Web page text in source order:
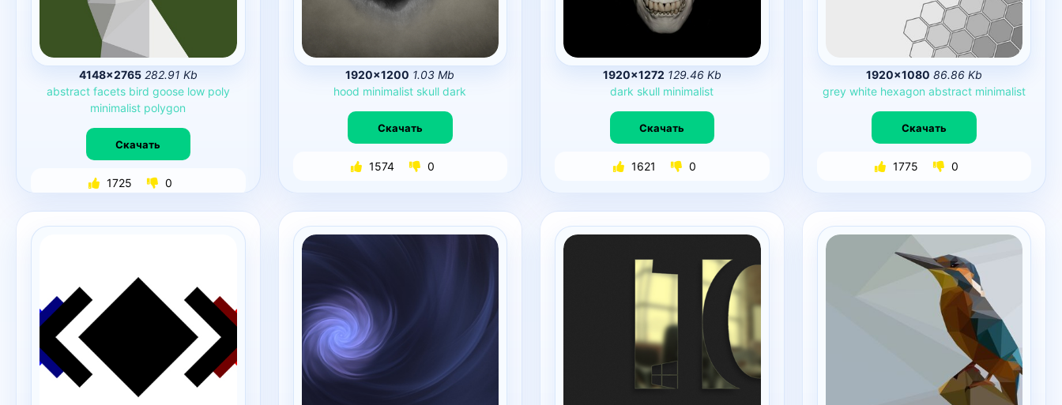
4148×2765 282.91 Kb
abstract facets bird goose low poly
minimalist polygon
Скачать
1725 0
1920×1200 1.03 Mb
hood minimalist skull dark
Скачать
1574 0
1920×1272 129.46 Kb
dark skull minimalist
Скачать
1621 0
1920×1080 86.86 Kb
grey white hexagon abstract minimalist
Скачать
1775 0